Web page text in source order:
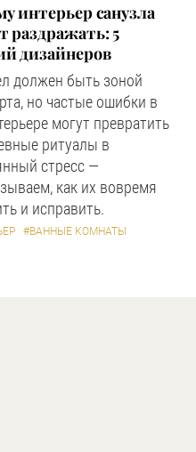
интерьер санузла
раздражать: 5
дизайнеров
должен быть зоной
но частые ошибки в
могут превратить
ритуалы в
стресс —
как их вовремя
и исправить.
#ВАННЫЕ КОМНАТЫ